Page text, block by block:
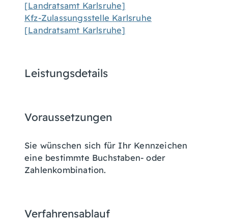
[Landratsamt Karlsruhe]
Kfz-Zulassungsstelle Karlsruhe
[Landratsamt Karlsruhe]
Leistungsdetails
Voraussetzungen
Sie wünschen sich für Ihr Kennzeichen
eine bestimmte Buchstaben- oder
Zahlenkombination.
Verfahrensablauf